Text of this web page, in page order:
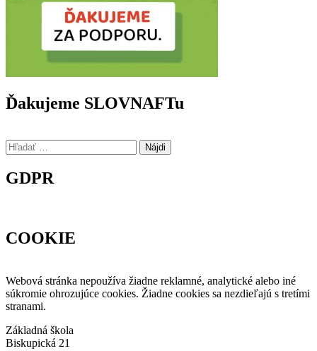
Ďakujeme SLOVNAFTu
Hľadať:
GDPR
COOKIE
Webová stránka nepoužíva žiadne reklamné, analytické alebo iné
súkromie ohrozujúce cookies. Žiadne cookies sa nezdieľajú s tretími
stranami.
Základná škola
Biskupická 21